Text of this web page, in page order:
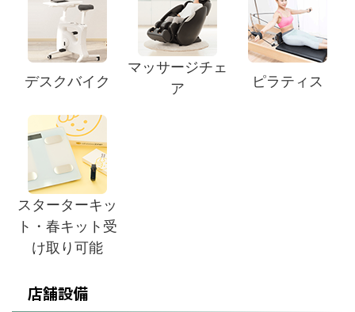
デスクバイク
マッサージチェ
ア
ピラティス
スターターキッ
ト・春キット受
け取り可能
店舗設備